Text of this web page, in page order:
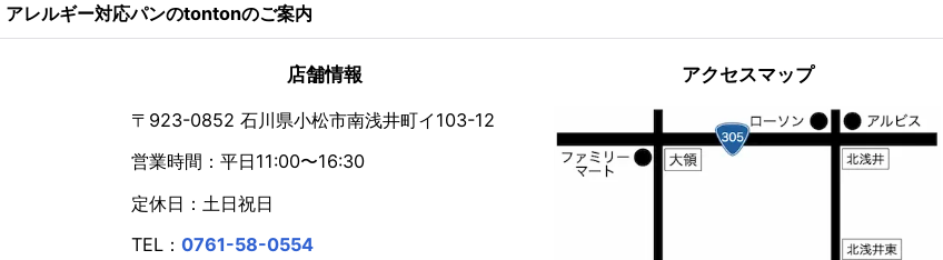
2024年
アレルギー対応パンのtontonのご案内
店舗情報
〒923-0852 石川県小松市南浅井町イ103-12
営業時間：平日11:00〜16:30
定休日：土日祝日
TEL： 0761-58-0554
アクセスマップ